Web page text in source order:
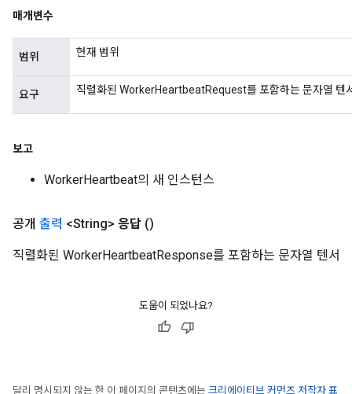
매개변수
범위 현재 범위
요구 직렬화된 WorkerHeartbeatRequest를 포함하는 문자열 텐
보고
WorkerHeartbeat의 새 인스턴스
공개 출력 <String> 응답 ()
직렬화된 WorkerHeartbeatResponse를 포함하는 문자열 텐서
도움이 되었나요?
달리 명시되지 않는 한 이 페이지의 콘텐츠에는 크리에이티브 커먼즈 저작자 표